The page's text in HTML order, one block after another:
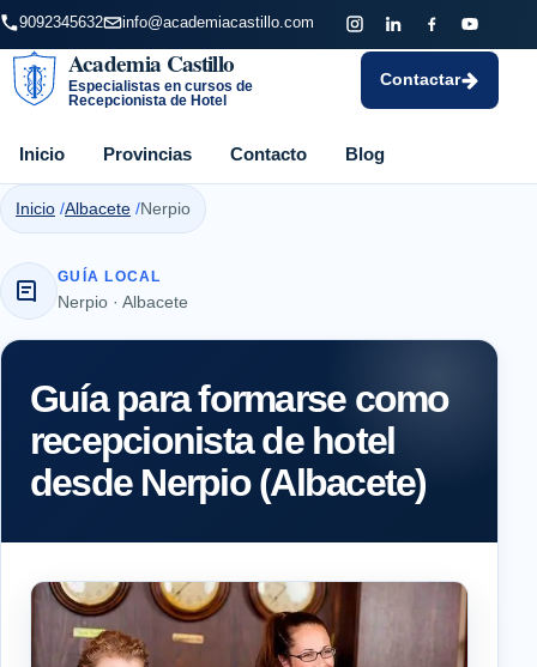
9092345632 info@academiacastillo.com
Academia Castillo
Especialistas en cursos de
Recepcionista de Hotel
Inicio Provincias Contacto Blog
Contactar
Inicio Albacete Nerpio
GUÍA LOCAL
Nerpio · Albacete
Guía para formarse como
recepcionista de hotel
desde Nerpio (Albacete)